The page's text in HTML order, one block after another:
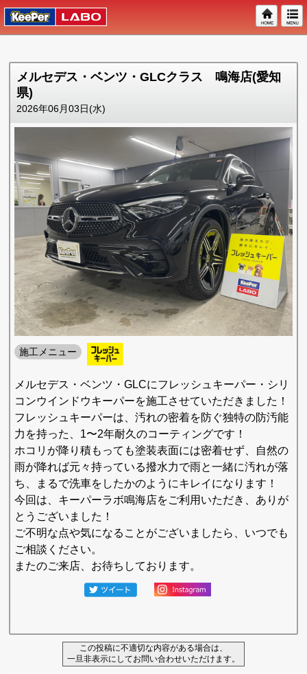
メルセデス・ベンツ・GLCクラス 鳴海店(愛知
県)
2026年06月03日(水)
施工メニュー
メルセデス・ベンツ・GLCにフレッシュキーパー・シリ
コンウインドウキーパーを施工させていただきました！
フレッシュキーパーは、汚れの密着を防ぐ独特の防汚能
力を持った、1〜2年耐久のコーティングです！
ホコリが降り積もっても塗装表面には密着せず、自然の
雨が降れば元々持っている撥水力で雨と一緒に汚れが落
ち、まるで洗車をしたかのようにキレイになります！
今回は、キーパーラボ鳴海店をご利用いただき、ありが
とうございました！
ご不明な点や気になることがございましたら、いつでも
ご相談ください。
またのご来店、お待ちしております。
この投稿に不適切な内容がある場合は、
一旦非表示にしてお問い合わせいただけます。